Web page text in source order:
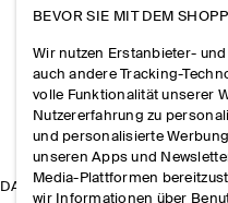
DAS UNTERNEHMEN
BEVOR SIE MIT DEM
Wir nutzen Erstanbieter-
auch andere Tracking-
volle Funktionalität unserer
Nutzererfahrung zu
und personalisierte
unseren Apps und
Media-Plattformen
wir Informationen über